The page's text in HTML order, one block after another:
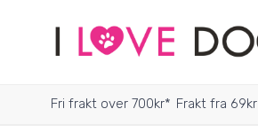
Fri frakt over 700kr* Frakt fra 69kr